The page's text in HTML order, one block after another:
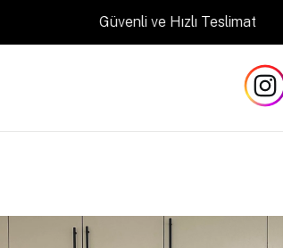
Güvenli ve Hızlı Teslimat